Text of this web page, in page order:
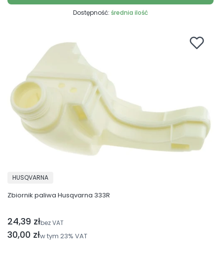
Dostępność: średnia ilość
Zbiornik paliwa Husqvarna 333R
PRODUCENT
HUSQVARNA
Cena brutto
30,00 złw tym 23% VAT
Cena netto
24,39 złbez VAT